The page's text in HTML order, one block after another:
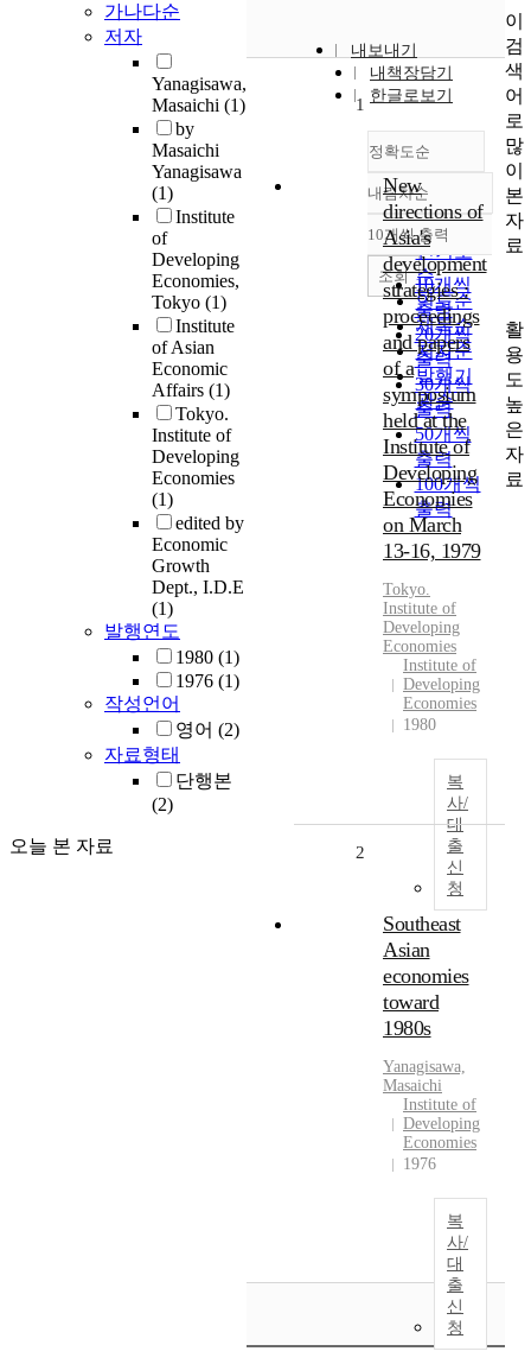
가나다순
저자
Yanagisawa,
Masaichi (1)
by
Masaichi
Yanagisawa
(1)
Institute
of
Developing
Economies,
Tokyo (1)
Institute
of Asian
Economic
Affairs (1)
Tokyo.
Institute of
Developing
Economies
(1)
edited by
Economic
Growth
Dept., I.D.E
(1)
발행연도
1980 (1)
1976 (1)
작성언어
영어 (2)
자료형태
단행본
(2)
오늘 본 자료
내보내기
내책장담기
한글로보기
정확도순
정확도
순
인기도
순
연도순
제목순
저자순
발행기
관순
내림차순
내림차순
10개씩 출력
10개씩
출력
20개씩
출력
30개씩
출력
50개씩
출력
100개씩
출력
조회
1
New
directions of
Asia's
development
strategies :
proceedings
and papers
of a
symposium
held at the
Institute of
Developing
Economies
on March
13-16, 1979
Tokyo.
Institute of
Developing
Economies
Institute of
Developing
Economies
1980
복
사/
대
출
신
청
2
Southeast
Asian
economies
toward
1980s
Yanagisawa,
Masaichi
Institute of
Developing
Economies
1976
복
사/
대
출
신
청
이
검
색
어
로
많
이
본
자
료
활
용
도
높
은
자
료